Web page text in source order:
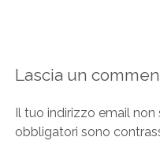
Lascia un
Il tuo indirizzo email
obbligatori sono